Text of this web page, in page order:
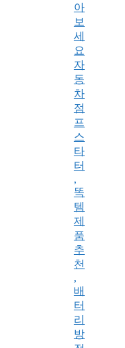
아
보
세
요
자
동
차
점
프
스
타
터
,
똑
템
제
품
추
천
,
배
터
리
방